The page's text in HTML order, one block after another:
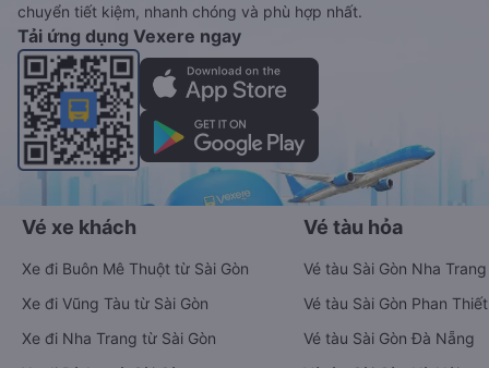
chuyển tiết kiệm, nhanh chóng và phù hợp nhất.
Tải ứng dụng Vexere ngay
Vé xe khách
Xe đi Buôn Mê Thuột từ Sài Gòn
Xe đi Vũng Tàu từ Sài Gòn
Xe đi Nha Trang từ Sài Gòn
Vé tàu hỏa
Vé tàu Sài Gòn Nha Trang
Vé tàu Sài Gòn Phan Thiết
Vé tàu Sài Gòn Đà Nẵng